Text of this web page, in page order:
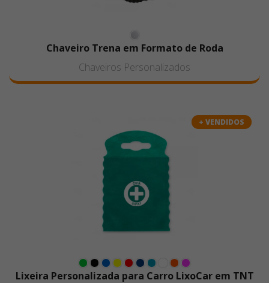
Chaveiro Trena em Formato de Roda
Chaveiros Personalizados
+ VENDIDOS
Lixeira Personalizada para Carro LixoCar em TNT